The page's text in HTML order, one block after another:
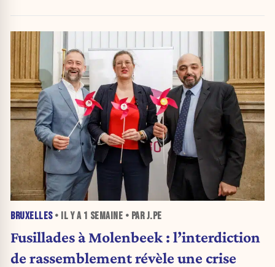
BRUXELLES• IL Y A 1 SEMAINE • PAR J.PE
Fusillades à Molenbeek : l’interdiction
de rassemblement révèle une crise